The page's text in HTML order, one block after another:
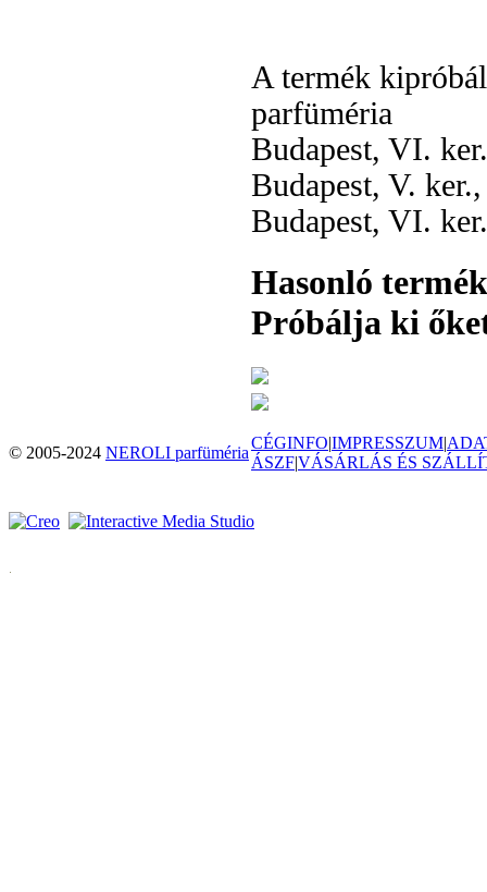
A termék
parfüméria
Budapest, VI.
Budapest, V.
Budapest, VI.
Hasonló
Próbálja ki
© 2005-2024 NEROLI parfüméria
CÉGINFO|IMPRESSZUM|
ÁSZF|VÁSÁRLÁS ÉS